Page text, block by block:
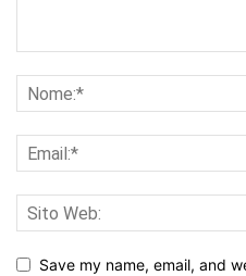
Save my name, email, and